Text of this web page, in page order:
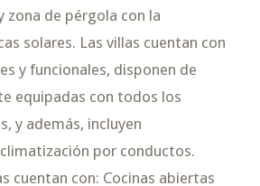
zona de pérgola con la
solares. Las villas cuentan con
y funcionales, disponen de
equipadas con todos los
y además, incluyen
por conductos.
cuentan con: Cocinas abiertas